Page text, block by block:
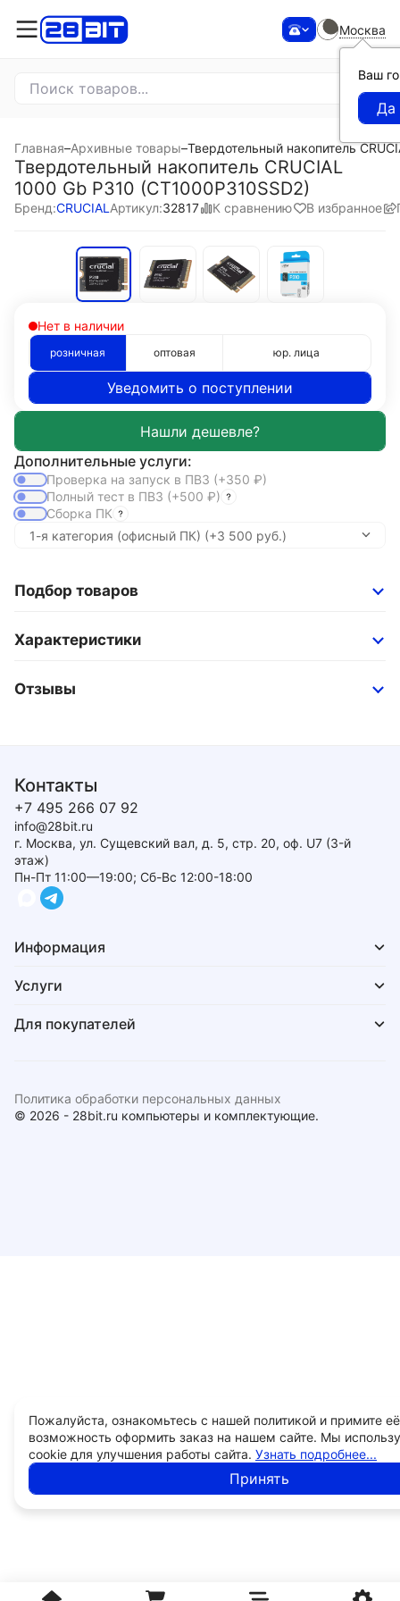
Москва
Ваш
Главная–Архивные товары–Твердотельный накопитель
Твердотельный накопитель CRUCIAL
1000 Gb P310 (CT1000P310SSD2)
Бренд:CRUCIAL Артикул:32817 К сравнению В избранное
Нет в наличии
розничная оптовая юр. лица
Уведомить о поступлении
Дополнительные услуги:
Проверка на запуск в ПВЗ (+350 ₽)
Полный тест в ПВЗ (+500 ₽)
Сборка ПК
Подбор товаров
Характеристики
Отзывы
Контакты
+7 495 266 07 92
info@28bit.ru
г. Москва, ул. Сущевский вал, д. 5, стр. 20, оф. U7 (3-й
этаж)
Пн-Пт 11:00—19:00; Сб-Вс 12:00-18:00
Информация
Услуги
Для покупателей
© 2026 - 28bit.ru компьютеры и комплектующие.
Политика обработки персональных данных
Пожалуйста, ознакомьтесь с нашей политикой и примите
возможность оформить заказ на нашем сайте. Мы
cookie для улучшения работы сайта. Узнать подробнее...
Принять